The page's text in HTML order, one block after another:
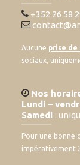
+352 26 58
Aucune prise de
sociaux,
Nos
Lundi –
Samedi :
Pour une bonne
impérativement